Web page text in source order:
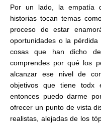
Por un lado, la empatía
historias tocan temas
proceso de estar
oportunidades o la
cosas que han dicho
comprendes por qué los
alcanzar ese nivel de
objetivos que tiene todx
entonces puedo darme
ofrecer un punto de vista
realistas, alejadas de los